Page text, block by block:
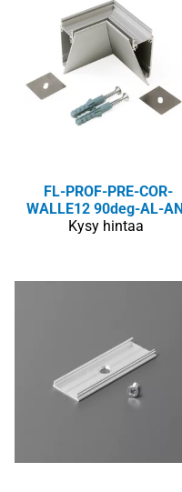
FL-PROF-PRE-COR-
WALLE12 90deg-AL-AN
Kysy hintaa